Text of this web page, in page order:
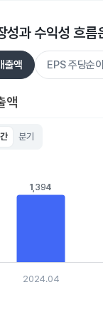
성과 수익성 흐름
출액 EPS 주당순
액
분기
chart has 1 X axis
chart has 1 Y axis
1,394
1,394
2024.04